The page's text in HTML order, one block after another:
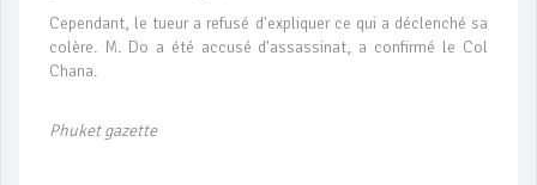
Cependant, le tueur a refusé d'expliquer ce qui a déclenché sa
colère. M. Do a été accusé d'assassinat, a confirmé le Col
Chana.
Phuket gazette